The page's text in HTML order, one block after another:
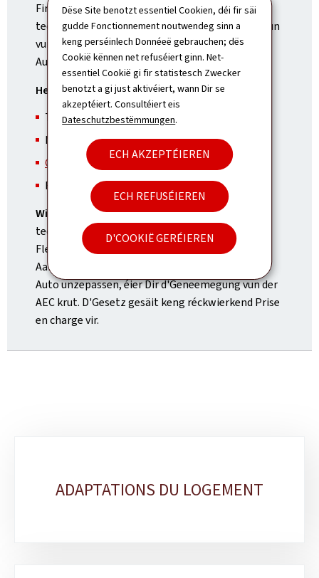
Dëse Site benotzt essentiel Cookien, déi fir säi
gudde Fonctionnement noutwendeg sinn a
keng perséinlech Donnéeë gebrauchen; dës
Cookië kënnen net refuséiert ginn. Net-
essentiel Cookië gi fir statistesch Zwecker
benotzt a gi just aktivéiert, wann Dir se
akzeptéiert. Consultéiert eis
Dateschutzbestëmmungen.
ECH AKZEPTÉIEREN
ECH REFUSÉIEREN
D'COOKIË GERÉIEREN
Fir Renseignementer am Zesummenhang mat
techneschen Hëllefsmëttelen, enger Adaptatioun
vun der Wunneng oder enger Adaptatioun vum
Auto:
Helpline Technesch Hëllefsmëttelen
Telefon: (+352) 247-86040
Méindes bis Freides vun 9:30 bis 12:00 Auer
Contact Email
Fax : (+352) 247-86055
Wichteg
: Dir sollt op kee Fall op eegen Initiativ
technesch Hëllefsmëttelen (z. B. e Rollstull, e
Fleegebett oder Hëllefe fir ze goen) kafen oder
Aarbechten ufänken, fir d'Wunneng oder Äeren
Auto unzepassen, éier Dir d'Geneemegung vun der
AEC krut. D'Gesetz gesäit keng réckwierkend Prise
en charge vir.
sectionsADAPTATIONS DU LOGEMENT